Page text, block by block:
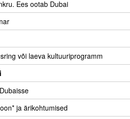
Ees ootab Dubai
või laeva kultuuriprogramm
ja ärikohtumised